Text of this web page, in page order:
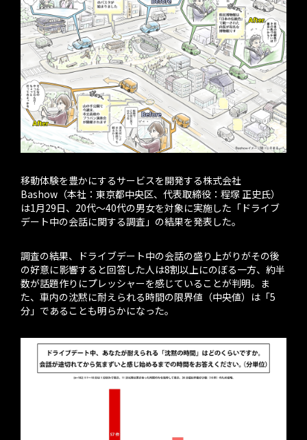
移動体験を豊かにするサービスを開発する株式会社
Bashow（本社：東京都中央区、代表取締役：程塚 正史氏）
は1月29日、20代〜40代の男女を対象に実施した「ドライブ
デート中の会話に関する調査」の結果を発表した。
調査の結果、ドライブデート中の会話の盛り上がりがその後
の好意に影響すると回答した人は8割以上にのぼる一方、約半
数が話題作りにプレッシャーを感じていることが判明。ま
た、車内の沈黙に耐えられる時間の限界値（中央値）は「5
分」であることも明らかになった。